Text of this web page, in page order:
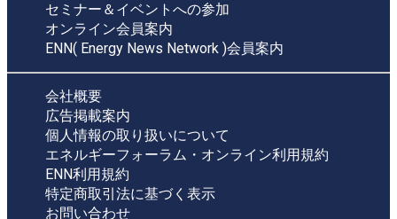
セミナー＆イベントへの参加
オンライン会員案内
ENN( Energy News Network )会員案内
会社概要
広告掲載案内
個人情報の取り扱いについて
エネルギーフォーラム・オンライン利用規約
ENN利用規約
特定商取引法に基づく表示
お問い合わせ